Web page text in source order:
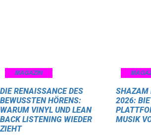
MAGAZIN
DIE RENAISSANCE DES
BEWUSSTEN HÖRENS:
WARUM VINYL UND LEAN
BACK LISTENING WIEDER
ZIEHT
SHAZAM
2026:
MUSIK